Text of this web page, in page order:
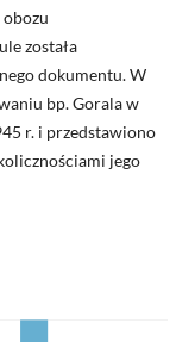
została
dokumentu. W
bp. Gorala w
r. i przedstawiono
jego